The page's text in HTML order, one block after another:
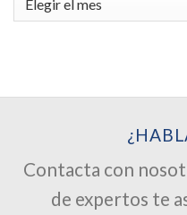
Contacta con
de expertos te